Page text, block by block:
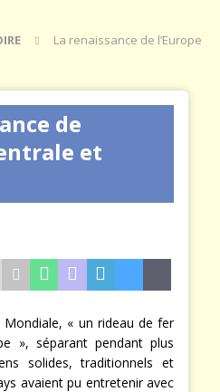
La renaissance de l’Europe
de
et
« un rideau de fer
», séparant pendant plus
solides, traditionnels et
avaient pu entretenir avec